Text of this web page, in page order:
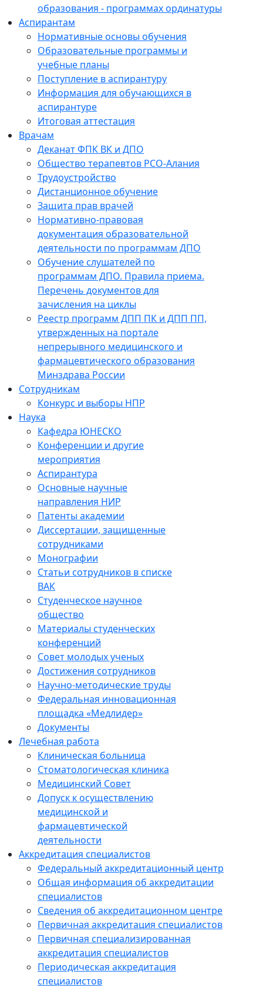
образования - программах ординатуры
Аспирантам
Нормативные основы обучения
Образовательные программы и
учебные планы
Поступление в аспирантуру
Информация для обучающихся в
аспирантуре
Итоговая аттестация
Врачам
Деканат ФПК ВК и ДПО
Общество терапевтов РСО-Алания
Трудоустройство
Дистанционное обучение
Защита прав врачей
Нормативно-правовая
документация образовательной
деятельности по программам ДПО
Обучение слушателей по
программам ДПО. Правила приема.
Перечень документов для
зачисления на циклы
Реестр программ ДПП ПК и ДПП ПП,
утвержденных на портале
непрерывного медицинского и
фармацевтического образования
Минздрава России
Сотрудникам
Конкурс и выборы НПР
Наука
Кафедра ЮНЕСКО
Конференции и другие
мероприятия
Аспирантура
Основные научные
направления НИР
Патенты академии
Диссертации, защищенные
сотрудниками
Монографии
Статьи сотрудников в списке
ВАК
Студенческое научное
общество
Материалы студенческих
конференций
Совет молодых ученых
Достижения сотрудников
Научно-методические труды
Федеральная инновационная
площадка «Медлидер»
Документы
Лечебная работа
Клиническая больница
Стоматологическая клиника
Медицинский Совет
Допуск к осуществлению
медицинской и
фармацевтической
деятельности
Аккредитация специалистов
Федеральный аккредитационный центр
Общая информация об аккредитации
специалистов
Сведения об аккредитационном центре
Первичная аккредитация специалистов
Первичная специализированная
аккредитация специалистов
Периодическая аккредитация
специалистов